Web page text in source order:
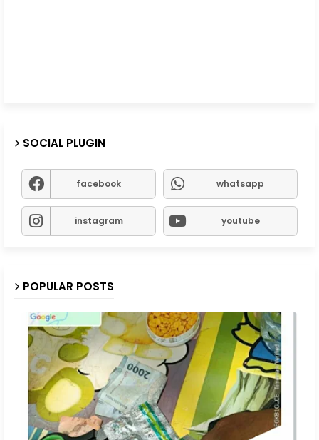
SOCIAL PLUGIN
facebook whatsapp
instagram youtube
POPULAR POSTS